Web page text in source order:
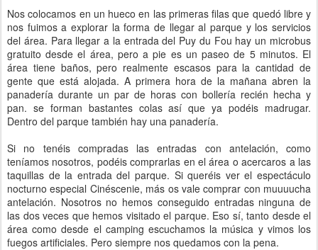
Nos colocamos en un hueco en las primeras filas que quedó libre y
nos fuimos a explorar la forma de llegar al parque y los servicios
del área. Para llegar a la entrada del Puy du Fou hay un microbus
gratuito desde el área, pero a pie es un paseo de 5 minutos. El
área tiene baños, pero realmente escasos para la cantidad de
gente que está alojada. A primera hora de la mañana abren la
panadería durante un par de horas con bollería recién hecha y
pan. se forman bastantes colas así que ya podéis madrugar.
Dentro del parque también hay una panadería.
Si no tenéis compradas las entradas con antelación, como
teníamos nosotros, podéis comprarlas en el área o acercaros a las
taquillas de la entrada del parque. Si queréis ver el espectáculo
nocturno especial Cinéscenie, más os vale comprar con muuuucha
antelación. Nosotros no hemos conseguido entradas ninguna de
las dos veces que hemos visitado el parque. Eso sí, tanto desde el
área como desde el camping escuchamos la música y vimos los
fuegos artificiales. Pero siempre nos quedamos con la pena.